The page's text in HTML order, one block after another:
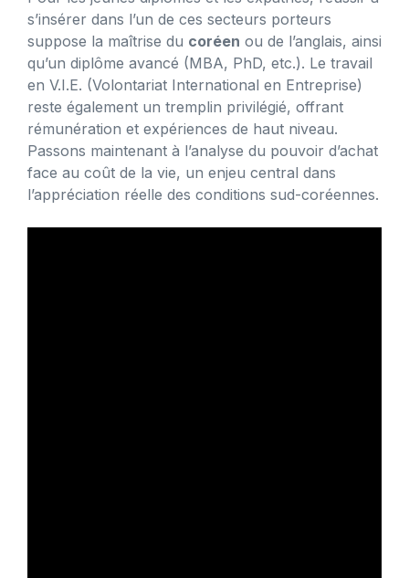
s’insérer dans l’un de ces secteurs porteurs
suppose la maîtrise du coréen ou de l’anglais, ainsi
qu’un diplôme avancé (MBA, PhD, etc.). Le travail
en V.I.E. (Volontariat International en Entreprise)
reste également un tremplin privilégié, offrant
rémunération et expériences de haut niveau.
Passons maintenant à l’analyse du pouvoir d’achat
face au coût de la vie, un enjeu central dans
l’appréciation réelle des conditions sud-coréennes.